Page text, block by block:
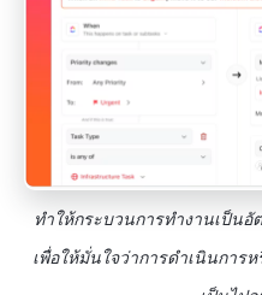
ทำให้กระบวนการทำงานเป็น
เพื่อให้มั่นใจว่าการดำเนินการ